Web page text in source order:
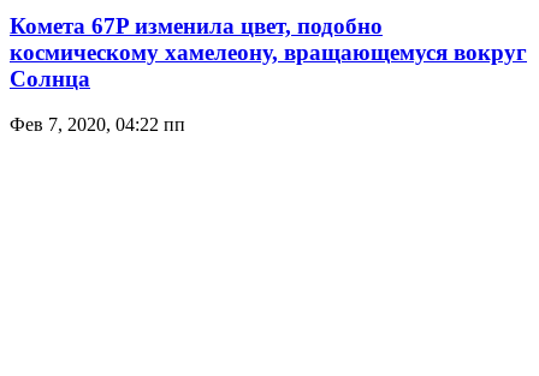
Комета 67P изменила цвет, подобно
космическому хамелеону, вращающемуся вокруг
Солнца
Фев 7, 2020, 04:22 пп